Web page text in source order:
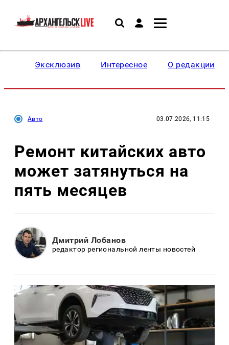
Эксклюзив Интересное О редакции
Авто 03.07.2026, 11:15
Ремонт китайских авто
может затянуться на
пять месяцев
Дмитрий Лобанов
редактор региональной ленты новостей